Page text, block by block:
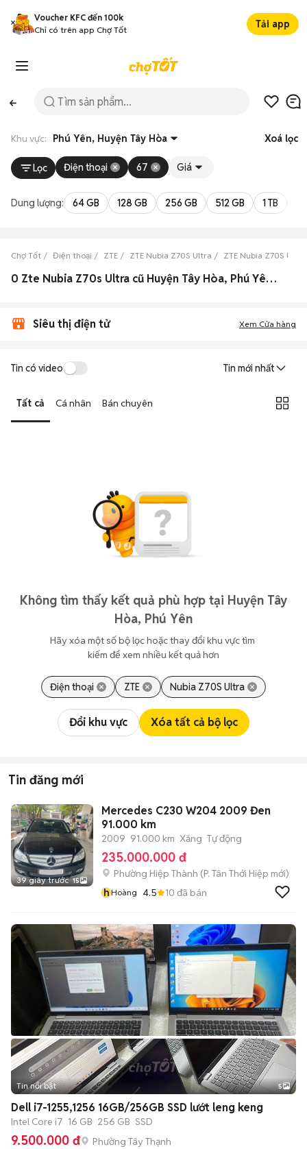
Voucher KFC đến 100k
Chỉ có trên app Chợ Tốt
Tải app
Khu vực: Phú Yên, Huyện Tây Hòa Xoá lọc
Lọc Điện thoại 67 Giá
Dung lượng: 64 GB 128 GB 256 GB 512 GB 1 TB
Chợ Tốt Điện thoại ZTE ZTE Nubia Z70S Ultra ZTE Nubia Z70S Ultra
0 Zte Nubia Z70s Ultra cũ Huyện Tây Hòa, Phú Yên đẹp
Siêu thị điện tử Xem Cửa hàng
Tin có video Tin mới nhất
Tất cả Cá nhân Bán chuyên
Không tìm thấy kết quả phù hợp tại Huyện Tây
Hòa, Phú Yên
Hãy xóa một số bộ lọc hoặc thay đổi khu vực tìm
kiếm để xem nhiều kết quả hơn
Điện thoại ZTE Nubia Z70S Ultra
Đổi khu vực Xóa tất cả bộ lọc
Tin đăng mới
39 giây trước 15
Mercedes C230 W204 2009 Đen
91.000 km
2009 91.000 km Xăng Tự động
235.000.000 đ
Phường Hiệp Thành (P. Tân Thới Hiệp mới)
hHoàng 4.5 10 đã bán
Tin nổi bật 5
Dell i7-1255,1256 16GB/256GB SSD lướt leng keng
Intel Core i7 16 GB 256 GB SSD
9.500.000 đ Phường Tây Thạnh